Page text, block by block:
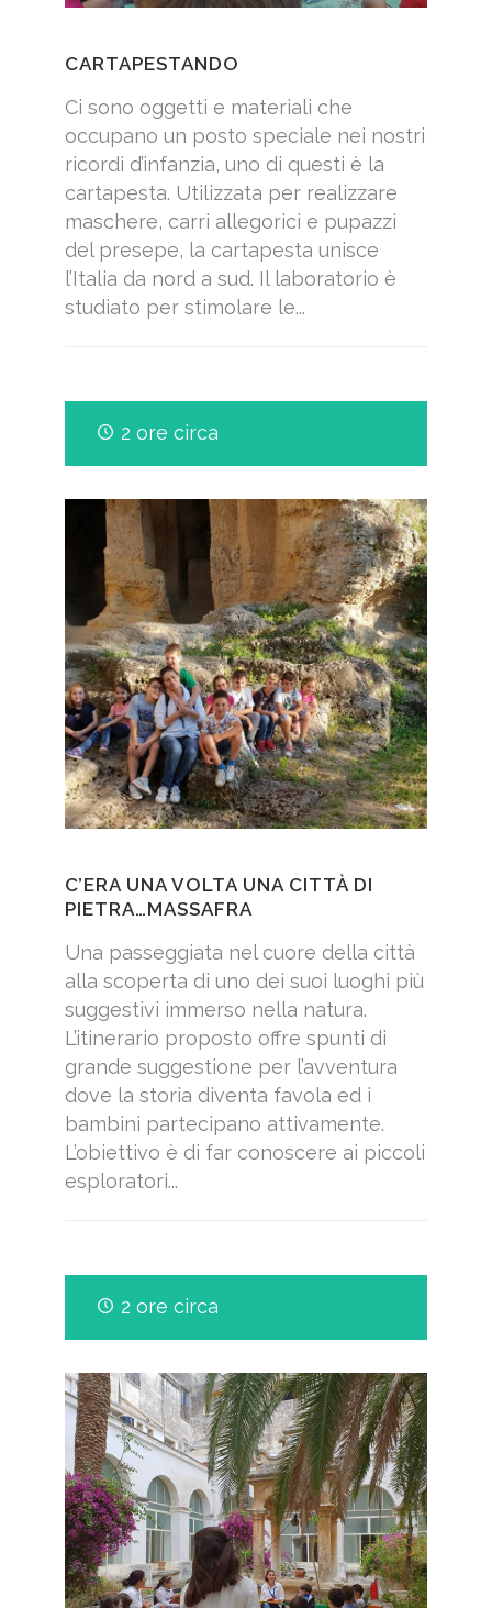
CARTAPESTANDO
Ci sono oggetti e materiali che
occupano un posto speciale nei nostri
ricordi d’infanzia, uno di questi è la
cartapesta. Utilizzata per realizzare
maschere, carri allegorici e pupazzi
del presepe, la cartapesta unisce
l’Italia da nord a sud. Il laboratorio è
studiato per stimolare le...
2 ore circa
C’ERA UNA VOLTA UNA CITTÀ DI
PIETRA…MASSAFRA
Una passeggiata nel cuore della città
alla scoperta di uno dei suoi luoghi più
suggestivi immerso nella natura.
L’itinerario proposto offre spunti di
grande suggestione per l’avventura
dove la storia diventa favola ed i
bambini partecipano attivamente.
L’obiettivo è di far conoscere ai piccoli
esploratori...
2 ore circa